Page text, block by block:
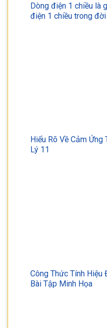
Dòng điện 1 chiều là
điện 1 chiều trong
Hiểu Rõ Về Cảm
Lý 11
Công Thức Tính Hiệu
Bài Tập Minh Họa